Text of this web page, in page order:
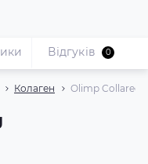
Колаген Olimp
Відгуків 0